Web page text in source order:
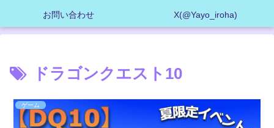
お問い合わせ X(@Yayo_iroha)
ドラゴンクエスト10
ゲーム